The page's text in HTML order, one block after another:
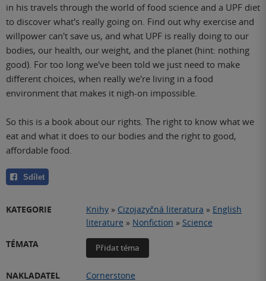
in his travels through the world of food science and a UPF diet
to discover what's really going on. Find out why exercise and
willpower can't save us, and what UPF is really doing to our
bodies, our health, our weight, and the planet (hint: nothing
good). For too long we've been told we just need to make
different choices, when really we're living in a food
environment that makes it nigh-on impossible.
So this is a book about our rights. The right to know what we
eat and what it does to our bodies and the right to good,
affordable food.
Sdílet
KATEGORIE Knihy » Cizojazyčná literatura » English
literature » Nonfiction » Science
TÉMATA
Přidat téma
NAKLADATEL
Cornerstone